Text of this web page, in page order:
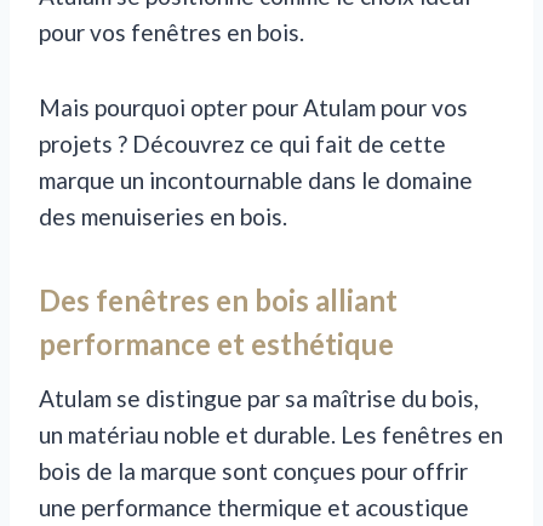
pour vos fenêtres en bois.
Mais pourquoi opter pour Atulam pour vos
projets ? Découvrez ce qui fait de cette
marque un incontournable dans le domaine
des menuiseries en bois.
Des fenêtres en bois alliant
performance et esthétique
Atulam se distingue par sa maîtrise du bois,
un matériau noble et durable. Les fenêtres en
bois de la marque sont conçues pour offrir
une performance thermique et acoustique